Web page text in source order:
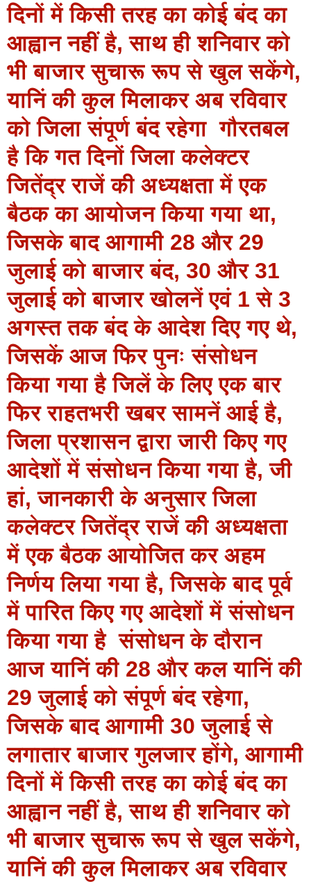
दिनों में किसी तरह का कोई बंद का
आह्वान नहीं है, साथ ही शनिवार को
भी बाजार सुचारू रूप से खुल सकेंगे,
यानिं की कुल मिलाकर अब रविवार
को जिला संपूर्ण बंद रहेगा गौरतबल
है कि गत दिनों जिला कलेक्‍टर
जितेंद्र राजें की अध्‍यक्षता में एक
बैठक का आयोजन किया गया था,
जिसके बाद आगामी 28 और 29
जुलाई को बाजार बंद, 30 और 31
जुलाई को बाजार खोलनें एवं 1 से 3
अगस्‍त तक बंद के आदेश दिए गए थे,
जिसकें आज फिर पुनः संसोधन
किया गया है जिलें के लिए एक बार
फिर राहतभरी खबर सामनें आई है,
जिला प्रशासन द्वारा जारी किए गए
आदेशों में संसोधन किया गया है, जी
हां, जानकारी के अनुसार जिला
कलेक्‍टर जितेंद्र राजें की अध्‍यक्षता
में एक बैठक आयोजित कर अहम
निर्णय लिया गया है, जिसके बाद पूर्व
में पारित किए गए आदेशों में संसोधन
किया गया है संसोधन के दौरान
आज यानिं की 28 और कल यानिं की
29 जुलाई को संपूर्ण बंद रहेगा,
जिसके बाद आगामी 30 जुलाई से
लगातार बाजार गुलजार होंगे, आगामी
दिनों में किसी तरह का कोई बंद का
आह्वान नहीं है, साथ ही शनिवार को
भी बाजार सुचारू रूप से खुल सकेंगे,
यानिं की कुल मिलाकर अब रविवार